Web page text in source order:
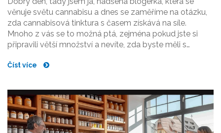
věnuje světu cannabisu a dnes se zaměříme na otázku,
zda cannabisová tinktura s časem získává na síle.
Mnoho z vás se to možná ptá, zejména pokud jste si
připravili větší množství a nevíte, zda byste měli s
odpočinout. Budeme se bavit o tom, jak se účinky
skladování. Tak pojďme na to, toto téma je opravdu
fascinující!
Číst více